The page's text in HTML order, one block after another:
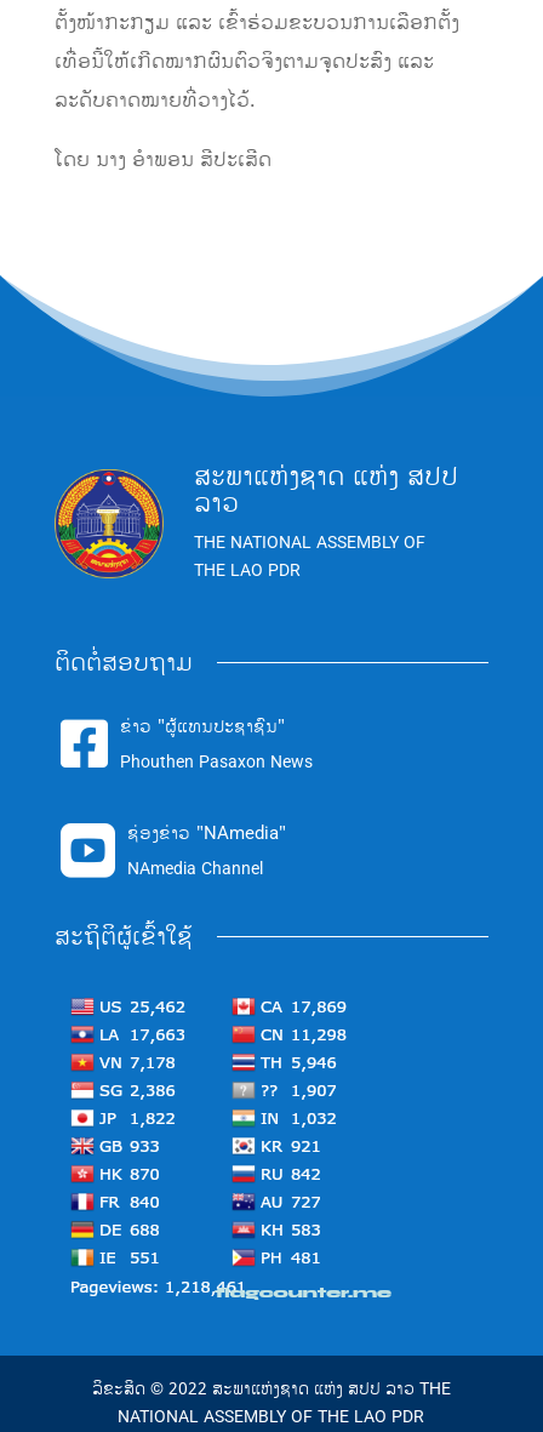
ຕັ້ງໜ້າກະກຽມ ແລະ ເຂົ້າຮ່ວມຂະບວນການເລືອກຕັ້ງ
ເທື່ອນີ້ໃຫ້ເກີດໝາກຜົນຕົວຈິງຕາມຈຸດປະສົງ ແລະ
ລະດັບຄາດໝາຍທີ່ວາງໄວ້.
ໂດຍ ນາງ ອຳພອນ ສີປະເສີດ
ສະພາແຫ່ງຊາດ ແຫ່ງ ສປປ
ລາວ
THE NATIONAL ASSEMBLY OF
THE LAO PDR
ຕິດຕໍ່ສອບຖາມ
 ຂ່າວ "ຜູ້ແທນປະຊາຊົນ"
Phouthen Pasaxon News
 ຊ່ອງຂ່າວ "NAmedia"
NAmedia Channel
ສະຖິຕິຜູ້ເຂົ້າໃຊ້
ລິຂະສິດ © 2022 ສະພາແຫ່ງຊາດ ແຫ່ງ ສປປ ລາວ THE
NATIONAL ASSEMBLY OF THE LAO PDR